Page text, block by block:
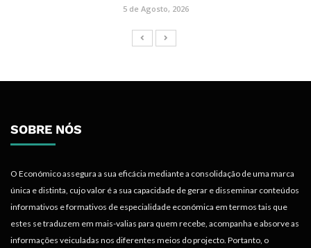
5 de Agosto, 2026
SOBRE NÓS
O Económico assegura a sua eficácia mediante a consolidação de uma marca
única e distinta, cujo valor é a sua capacidade de gerar e disseminar conteúdos
informativos e formativos de especialidade económica em termos tais que
estes se traduzem em mais-valias para quem recebe, acompanha e absorve as
informações veiculadas nos diferentes meios do projecto. Portanto, o